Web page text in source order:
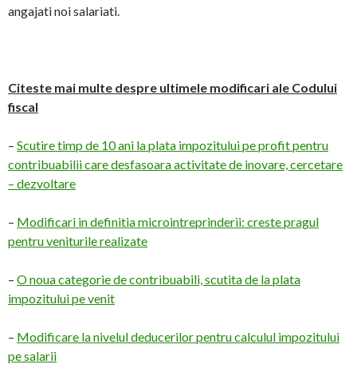
angajati noi salariati.
Citeste mai multe despre ultimele modificari ale Codului
fiscal
– Scutire timp de 10 ani la plata impozitului pe profit pentru
contribuabilii care desfasoara activitate de inovare, cercetare
– dezvoltare
– Modificari in definitia microintreprinderii: creste pragul
pentru veniturile realizate
– O noua categorie de contribuabili, scutita de la plata
impozitului pe venit
– Modificare la nivelul deducerilor pentru calculul impozitului
pe salarii